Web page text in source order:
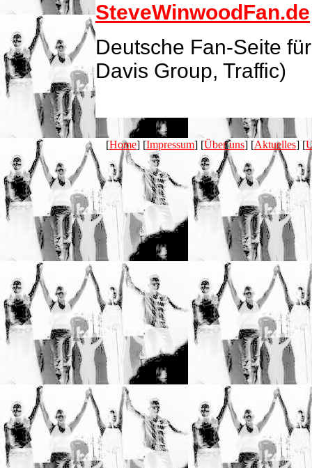
SteveWinwoodFan.de
Deutsche Fan-Seite
Davis Group, Traffic)
[Home] [Impressum] [Über uns] [Aktuelles] [